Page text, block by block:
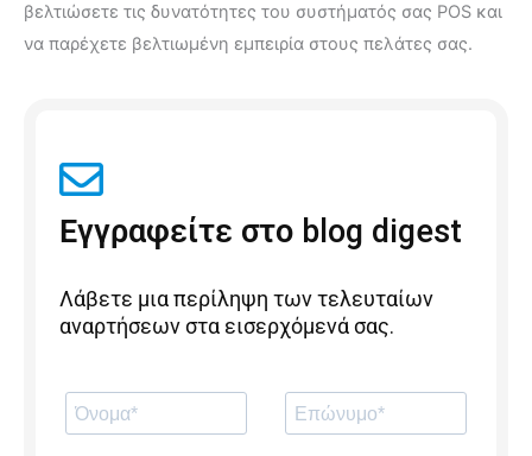
βελτιώσετε τις δυνατότητες του συστήματός σας POS και
να παρέχετε βελτιωμένη εμπειρία στους πελάτες σας.
Εγγραφείτε στο blog digest
Λάβετε μια περίληψη των τελευταίων
αναρτήσεων στα εισερχόμενά σας.